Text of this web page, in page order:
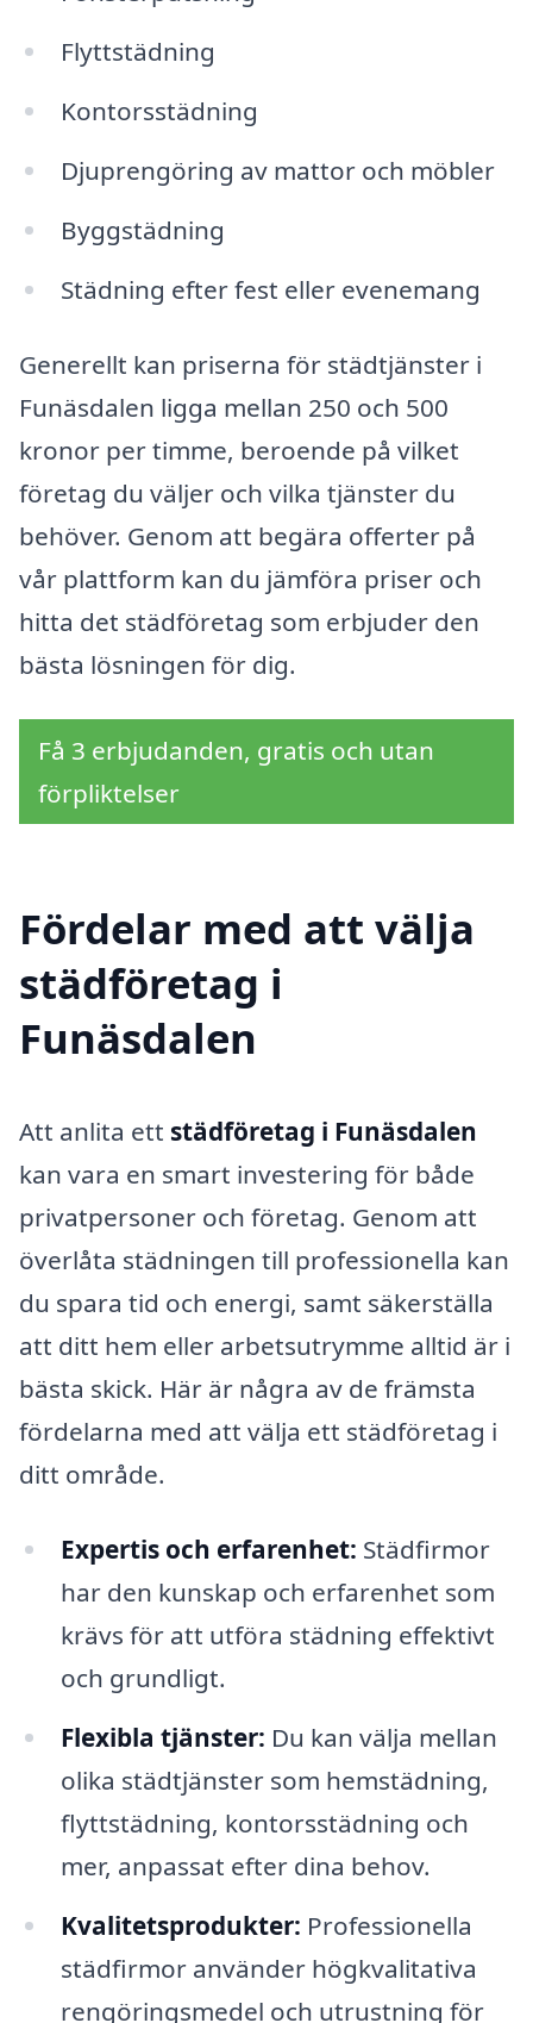
Flyttstädning
Kontorsstädning
Djuprengöring av mattor och möbler
Byggstädning
Städning efter fest eller evenemang
Generellt kan priserna för städtjänster i
Funäsdalen ligga mellan 250 och 500
kronor per timme, beroende på vilket
företag du väljer och vilka tjänster du
behöver. Genom att begära offerter på
vår plattform kan du jämföra priser och
hitta det städföretag som erbjuder den
bästa lösningen för dig.
Få 3 erbjudanden, gratis och utan
förpliktelser
Fördelar med att välja
städföretag i
Funäsdalen
Att anlita ett städföretag i Funäsdalen
kan vara en smart investering för både
privatpersoner och företag. Genom att
överlåta städningen till professionella kan
du spara tid och energi, samt säkerställa
att ditt hem eller arbetsutrymme alltid är i
bästa skick. Här är några av de främsta
fördelarna med att välja ett städföretag i
ditt område.
Expertis och erfarenhet: Städfirmor
har den kunskap och erfarenhet som
krävs för att utföra städning effektivt
och grundligt.
Flexibla tjänster: Du kan välja mellan
olika städtjänster som hemstädning,
flyttstädning, kontorsstädning och
mer, anpassat efter dina behov.
Kvalitetsprodukter: Professionella
städfirmor använder högkvalitativa
rengöringsmedel och utrustning för